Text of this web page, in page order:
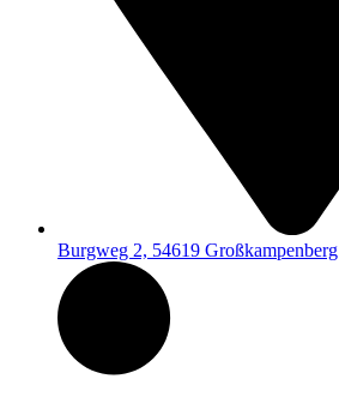
Burgweg 2, 54619 Großkampenberg